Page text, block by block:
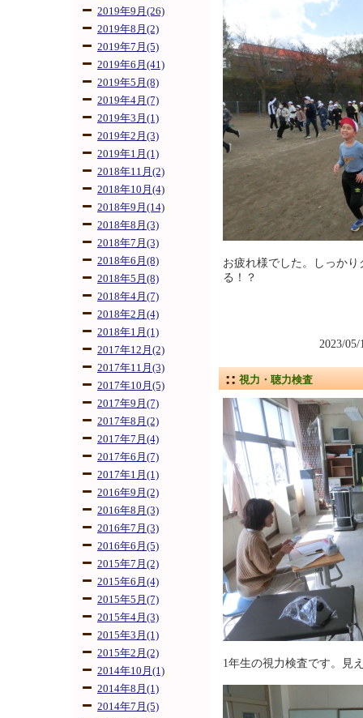
2019年9月(26)
2019年8月(2)
2019年7月(5)
2019年6月(41)
2019年5月(8)
2019年4月(7)
2019年3月(1)
2019年2月(3)
2019年1月(1)
2018年11月(2)
2018年10月(4)
2018年9月(14)
2018年8月(3)
2018年7月(3)
2018年6月(8)
2018年5月(8)
2018年4月(7)
2018年2月(4)
2018年1月(1)
2017年12月(2)
2017年11月(3)
2017年10月(5)
2017年9月(7)
2017年8月(2)
2017年7月(4)
2017年6月(7)
2017年1月(1)
2016年9月(2)
2016年8月(3)
2016年7月(3)
2016年6月(5)
2015年7月(2)
2015年6月(4)
2015年5月(7)
2015年4月(3)
2015年3月(1)
2015年2月(2)
2014年10月(1)
2014年8月(1)
2014年7月(5)
お疲れ様でした。しっか
る！？
2023/
視力・聴力検査
1年生の視力検査です。見